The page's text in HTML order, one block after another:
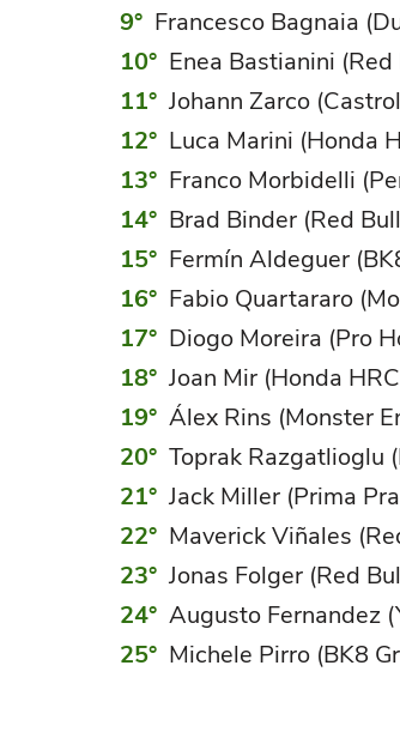
Francesco Bagnaia
Enea Bastianini
Johann Zarco
Luca Marini (Honda
Franco Morbidelli
Brad Binder (Red
Fermín Aldeguer
Fabio Quartararo
Diogo Moreira (Pro
Joan Mir (Honda
Álex Rins (Monster
Toprak Razgatlioglu
Jack Miller (Prima
Maverick Viñales
Jonas Folger (Red
Augusto Fernandez
Michele Pirro (BK8